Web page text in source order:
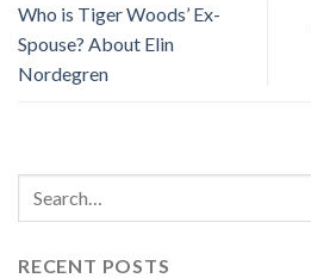
Who is Tiger Woods’ Ex-
Spouse? About Elin
Nordegren
RECENT POSTS